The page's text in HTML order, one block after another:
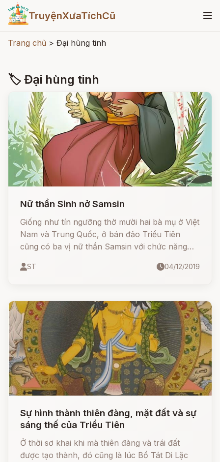
TruyệnXưaTíchCũ
Trang chủ > Đại hùng tinh
🏷 Đại hùng tinh
Nữ thần Sinh nở Samsin
Giống như tín ngưỡng thờ mười hai bà mụ ở Việt
Nam và Trung Quốc, ở bán đảo Triều Tiên
cũng có ba vị nữ thần Samsin với chức năng
những đứa trẻ mới sinh.
ST 04/12/2019
Sự hình thành thiên đàng, mặt đất và sự
sáng thế của Triều Tiên
Ở thời sơ khai khi mà thiên đàng và trái đất
được tạo thành, đó cũng là lúc Bồ Tát Di Lặc